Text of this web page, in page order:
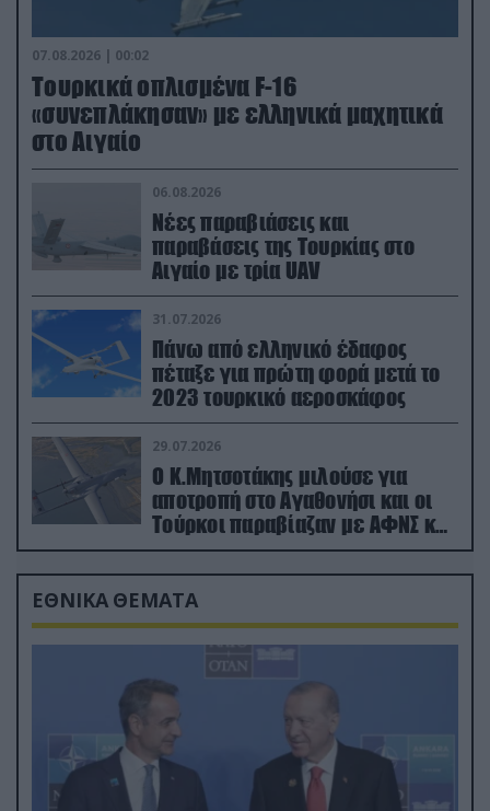
07.08.2026 | 00:02
Τουρκικά οπλισμένα F-16
«συνεπλάκησαν» με ελληνικά μαχητικά
στο Αιγαίο
06.08.2026
Νέες παραβιάσεις και
παραβάσεις της Τουρκίας στο
Αιγαίο με τρία UAV
31.07.2026
Πάνω από ελληνικό έδαφος
πέταξε για πρώτη φορά μετά το
2023 τουρκικό αεροσκάφος
29.07.2026
Ο Κ.Μητσοτάκης μιλούσε για
αποτροπή στο Αγαθονήσι και οι
Τούρκοι παραβίαζαν με ΑΦΝΣ και
drone
ΕΘΝΙΚΑ ΘΕΜΑΤΑ